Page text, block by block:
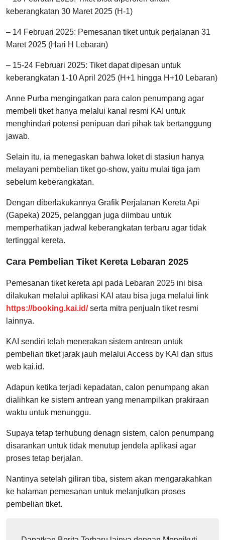
keberangkatan 30 Maret 2025 (H-1)
– 14 Februari 2025: Pemesanan tiket untuk perjalanan 31
Maret 2025 (Hari H Lebaran)
– 15-24 Februari 2025: Tiket dapat dipesan untuk
keberangkatan 1-10 April 2025 (H+1 hingga H+10 Lebaran)
Anne Purba mengingatkan para calon penumpang agar
membeli tiket hanya melalui kanal resmi KAI untuk
menghindari potensi penipuan dari pihak tak bertanggung
jawab.
Selain itu, ia menegaskan bahwa loket di stasiun hanya
melayani pembelian tiket go-show, yaitu mulai tiga jam
sebelum keberangkatan.
Dengan diberlakukannya Grafik Perjalanan Kereta Api
(Gapeka) 2025, pelanggan juga diimbau untuk
memperhatikan jadwal keberangkatan terbaru agar tidak
tertinggal kereta.
Cara Pembelian Tiket Kereta Lebaran 2025
Pemesanan tiket kereta api pada Lebaran 2025 ini bisa
dilakukan melalui aplikasi KAI atau bisa juga melalui link
https://booking.kai.id/serta mitra penjualn tiket resmi
lainnya.
KAI sendiri telah menerakan sistem antrean untuk
pembelian tiket jarak jauh melalui Access by KAI dan situs
web kai.id.
Adapun ketika terjadi kepadatan, calon penumpang akan
dialihkan ke sistem antrean yang menampilkan prakiraan
waktu untuk menunggu.
Supaya tetap terhubung denagn sistem, calon penumpang
disarankan untuk tidak menutup jendela aplikasi agar
proses tetap berjalan.
Nantinya setelah giliran tiba, sistem akan mengarakahkan
ke halaman pemesanan untuk melanjutkan proses
pembelian tiket.